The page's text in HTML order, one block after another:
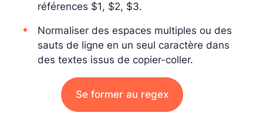
références $1, $2, $3.
Normaliser des espaces multiples ou des
sauts de ligne en un seul caractère dans
des textes issus de copier-coller.
Se former au regex